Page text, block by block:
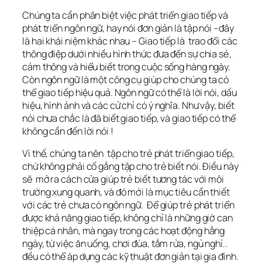
Chúng ta cần phân biệt việc phát triển giao tiếp và
phát triển ngôn ngữ, hay nói đơn giản là tập nói –đây
là hai khái niệm khác nhau – Giao tiếp là trao đổi các
thông điệp dưới nhiều hình thức đưa đến sự chia sẻ,
cảm thông và hiểu biết trong cuộc sống hàng ngày.
Còn ngôn ngữ là một công cụ giúp cho chúng ta có
thể giao tiếp hiệu quả. Ngôn ngữ có thể là lời nói, dấu
hiệu, hình ảnh và các cử chỉ có ý nghĩa. Như vậy, biết
nói chưa chắc là đã biết giao tiếp, và giao tiếp có thể
không cần đến lời nói !
Vì thế, chúng ta nên tập cho trẻ phát triển giao tiếp,
chứ không phải cố gắng tập cho trẻ biết nói. Điều này
sẽ mở ra cách cửa giúp trẻ biết tương tác với môi
trường xung quanh, và đó mới là mục tiêu cần thiết
với các trẻ chưa có ngôn ngữ. Để giúp trẻ phát triển
được khả năng giao tiếp, không chỉ là những giờ can
thiệp cá nhân, mà ngay trong các hoạt động hằng
ngày, từ việc ăn uống, chơi đùa, tắm rửa, ngủ nghỉ..
đều có thể áp dụng các kỹ thuật đơn giản tại gia đình.